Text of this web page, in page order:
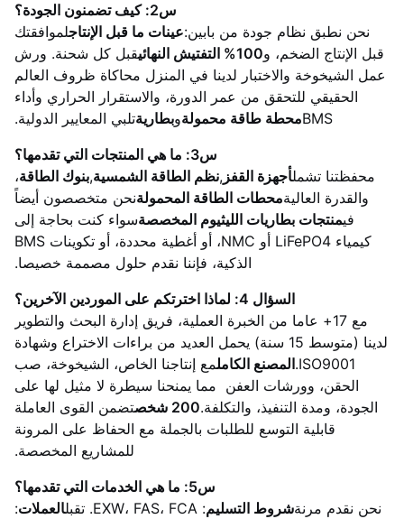
س2: كيف تضمنون الجودة؟
نحن نطبق نظام جودة من بابين:عينات ما قبل الإنتاجلموافقتك
قبل الإنتاج الضخم، و100% التفتيش النهائي
قبل كل شحنة. ورش
عمل الشيخوخة والاختبار لدينا في المنزل محاكاة ظروف العالم
الحقيقي للتحقق من عمر الدورة، والاستقرار الحراري وأداء
BMSمحطة طاقة محمولةوبطاريةتلبي المعايير الدولية.
س3: ما هي المنتجات التي تقدمها؟
محفظتنا تشملأجهزة القفز ,نظم الطاقة الشمسية,بنوك الطاقة،
والقدرة العاليةمحطات الطاقة المحمولةنحن متخصصون أيضاً
فيمنتجات بطاريات الليثيوم المخصصةسواء كنت بحاجة إلى
كيمياء LiFePO4 أو NMC، أو أغطية محددة، أو تكوينات BMS
الذكية، فإننا نقدم حلول مصممة خصيصا.
السؤال 4: لماذا اخترتكم على الموردين الآخرين؟
مع 17+ عاما من الخبرة العملية، فريق إدارة البحث والتطوير
لدينا (متوسط 15 سنة) يحمل العديد من براءات الاختراع وشهادة
ISO9001. المصنع الكاملمع إنتاجنا الخاص، الشيخوخة، صب
الحقن، وورشات العفن ‬ مما يمنحنا سيطرة لا مثيل لها على
الجودة، ومدة التنفيذ، والتكلفة.200 شخص
تضمن القوى العاملة
قابلية التوسع للطلبات بالجملة مع الحفاظ على المرونة
للمشاريع المخصصة.
س5: ما هي الخدمات التي تقدمها؟
نحن نقدم مرنةشروط التسليم: EXW، FAS، FCA. تقبل العملات: